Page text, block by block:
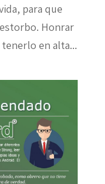
para que
Honrar
en alta...